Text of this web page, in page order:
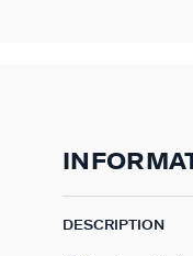
DESCRIPTION